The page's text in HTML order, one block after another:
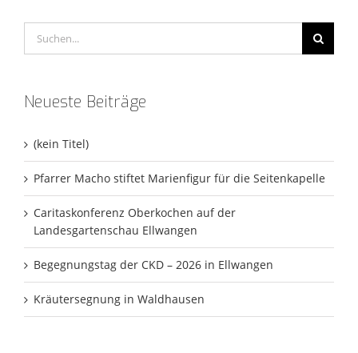
nach:
Neueste Beiträge
(kein Titel)
Pfarrer Macho stiftet Marienfigur für die Seitenkapelle
Caritaskonferenz Oberkochen auf der
Landesgartenschau Ellwangen
Begegnungstag der CKD – 2026 in Ellwangen
Kräutersegnung in Waldhausen